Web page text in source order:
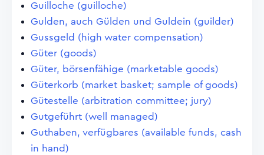
Guilloche (guilloche)
Gulden, auch Gülden und Guldein (guilder)
Gussgeld (high water compensation)
Güter (goods)
Güter, börsenfähige (marketable goods)
Güterkorb (market basket; sample of goods)
Gütestelle (arbitration committee; jury)
Gutgeführt (well managed)
Guthaben, verfügbares (available funds, cash
in hand)